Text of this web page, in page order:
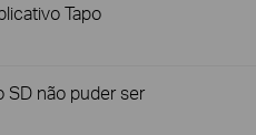
Tapo
SD não puder ser